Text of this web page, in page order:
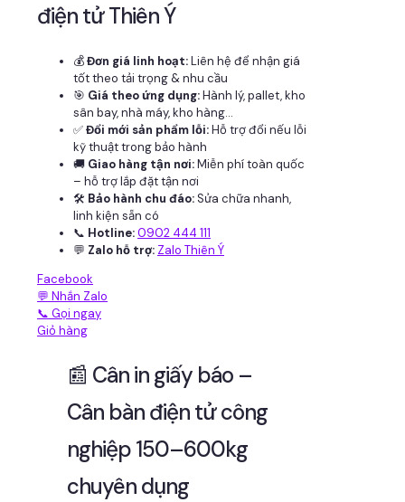
điện tử Thiên Ý
💰Đơn giá linh hoạt:Liên hệ để nhận giá
tốt theo tải trọng & nhu cầu
🎯 Giá theo ứng dụng:Hành lý, pallet, kho
sân bay, nhà máy, kho hàng...
✅Đổi mới sản phẩm lỗi:Hỗ trợ đổi nếu lỗi
kỹ thuật trong bảo hành
🚚 Giao hàng tận nơi:Miễn phí toàn quốc
– hỗ trợ lắp đặt tận nơi
🛠 Bảo hành chu đáo:Sửa chữa nhanh,
linh kiện sẵn có
📞 Hotline:0902 444 111
💬 Zalo hỗ trợ: Zalo Thiên Ý
Facebook
💬 Nhắn Zalo
📞 Gọi ngay
Giỏ hàng
📰 Cân in giấy báo –
Cân bàn điện tử công
nghiệp 150–600kg
chuyên dụng